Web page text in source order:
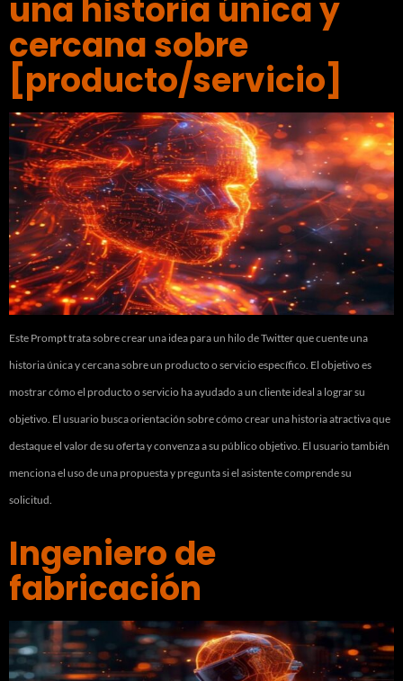
una historia única y
cercana sobre
[producto/servicio]
Este Prompt trata sobre crear una idea para un hilo de Twitter que cuente una
historia única y cercana sobre un producto o servicio específico. El objetivo es
mostrar cómo el producto o servicio ha ayudado a un cliente ideal a lograr su
objetivo. El usuario busca orientación sobre cómo crear una historia atractiva que
destaque el valor de su oferta y convenza a su público objetivo. El usuario también
menciona el uso de una propuesta y pregunta si el asistente comprende su
solicitud.
Ingeniero de
fabricación